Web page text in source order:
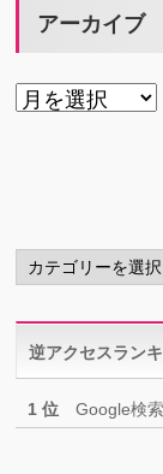
アーカイブ
ア
カ
テ
リ
ー逆アクセスラン
1 位 Google検索